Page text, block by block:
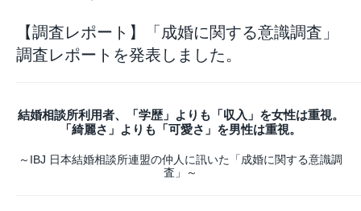
【調査レポート】「成婚に関する意識調査」
調査レポートを発表しました。
結婚相談所利用者、「学歴」よりも「収入」を女性は重視。
「綺麗さ」よりも「可愛さ」を男性は重視。
～IBJ 日本結婚相談所連盟の仲人に訊いた「成婚に関する意識調
査」～